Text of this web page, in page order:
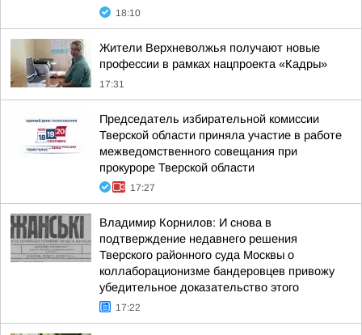
18:10
Жители Верхневолжья получают новые
профессии в рамках нацпроекта «Кадры»
17:31
Председатель избирательной комиссии
Тверской области приняла участие в работе
межведомственного совещания при
прокуроре Тверской области
17:27
Владимир Корнилов: И снова в
подтверждение недавнего решения
Тверского районного суда Москвы о
коллаборационизме бандеровцев привожу
убедительное доказательство этого
17:22